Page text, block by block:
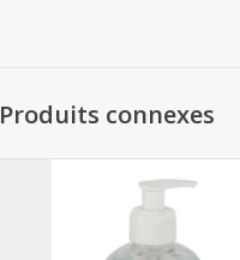
Produits connexes